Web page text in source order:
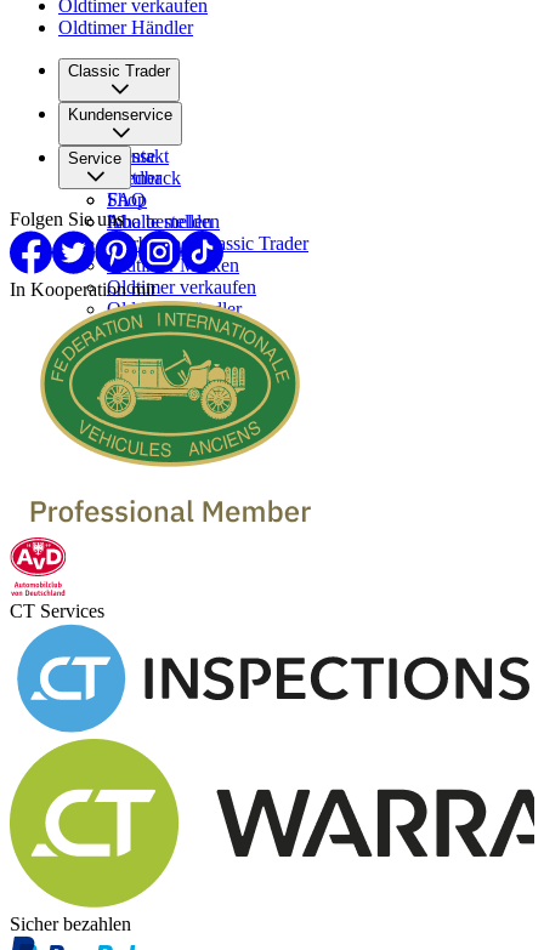
Oldtimer verkaufen
Oldtimer Händler
Classic Trader
Über uns
Karriere
Presse
Partner
Kundenservice
Kontakt
Feedback
FAQ
Inhalte melden
Service
Shop
Abo bestellen
Werben bei Classic Trader
Oldtimer Marken
Oldtimer verkaufen
Oldtimer Händler
Folgen Sie uns
In Kooperation mit
CT Services
Sicher bezahlen